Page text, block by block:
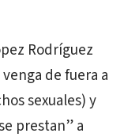
Rodríguez
de fuera a
sexuales) y
prestan” a